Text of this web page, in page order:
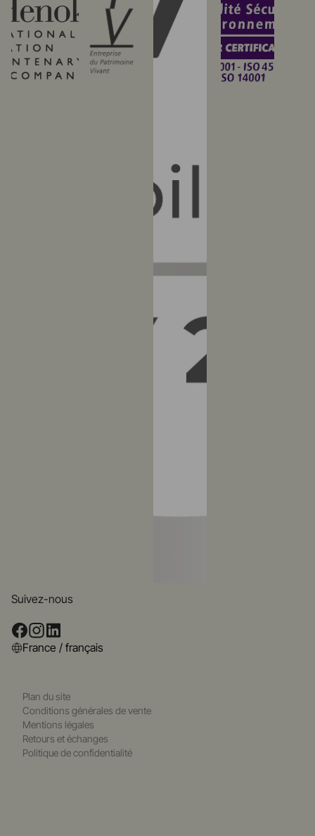
Suivez-nous
France / français
Plan du site
Conditions générales de vente
Mentions légales
Retours et échanges
Politique de confidentialité